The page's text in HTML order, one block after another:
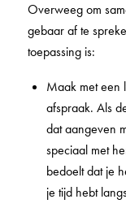
Overweeg om
gebaar af te
toepassing is:
Maak met een
afspraak. Als
dat aangeven
speciaal met
bedoelt dat je
je tijd hebt